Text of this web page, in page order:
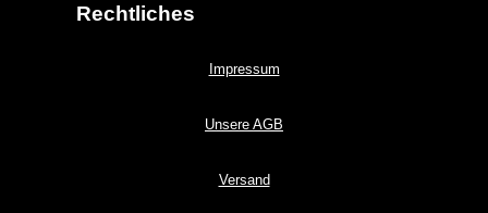
Rechtliches
Impressum
Unsere AGB
Versand